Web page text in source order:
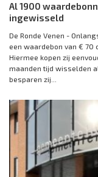
Al 1900
ingewisseld
De Ronde Venen -
een waardebon van € 70
Hiermee kopen zij
maanden tijd wisselden
besparen zij...